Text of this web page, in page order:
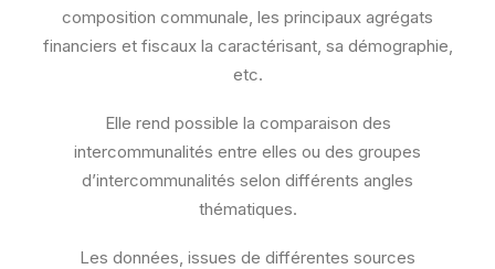
composition communale, les principaux agrégats
financiers et fiscaux la caractérisant, sa démographie,
etc.
Elle rend possible la comparaison des
intercommunalités entre elles ou des groupes
d’intercommunalités selon différents angles
thématiques.
Les données, issues de différentes sources